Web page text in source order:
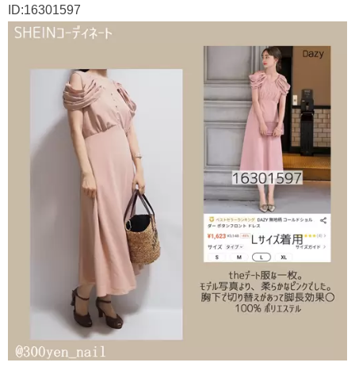
ID:16301597